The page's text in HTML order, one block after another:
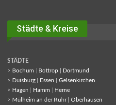
Städte & Kreise
STÄDTE
> Bochum Bottrop
Dortmund
> Duisburg Essen
Gelsenkirchen
> Hagen Hamm
Herne
> Mülheim an der Ruhr| Oberhausen